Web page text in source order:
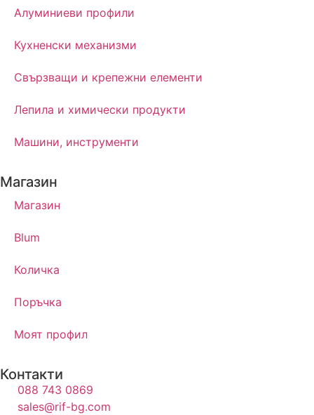
Алуминиеви профили
Кухненски механизми
Свързващи и крепежни елементи
Лепила и химически продукти
Машини, инструменти
Магазин
Магазин
Blum
Количка
Поръчка
Моят профил
Контакти
088 743 0869
sales@rif-bg.com